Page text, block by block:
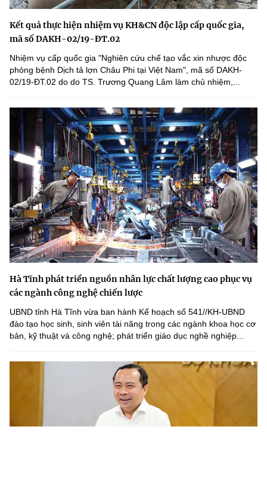
Kết quả thực hiện nhiệm vụ KH&CN độc lập cấp quốc gia,
mã số DAKH-02/19-ĐT.02
Nhiệm vụ cấp quốc gia "Nghiên cứu chế tạo vắc xin nhược độc
phòng bệnh Dịch tả lợn Châu Phi tại Việt Nam", mã số DAKH-
02/19-ĐT.02 do do TS. Trương Quang Lâm làm chủ nhiệm,...
Hà Tĩnh phát triển nguồn nhân lực chất lượng cao phục vụ
các ngành công nghệ chiến lược
UBND tỉnh Hà Tĩnh vừa ban hành Kế hoạch số 541//KH-UBND
đào tạo học sinh, sinh viên tài năng trong các ngành khoa học cơ
bản, kỹ thuật và công nghệ; phát triển giáo dục nghề nghiệp...